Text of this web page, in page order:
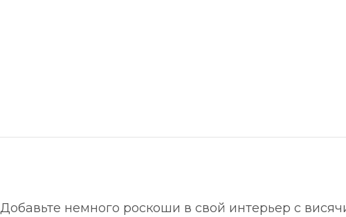
Добавьте немного роскоши в свой интерьер с